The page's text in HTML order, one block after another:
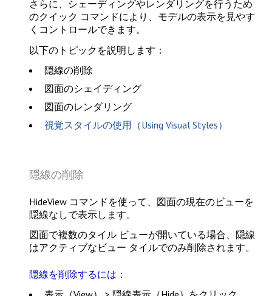
さらに、シェーディングやレンダリングを行うため
のクイック コマンドにより、モデルの表示を見やす
くコントロールできます。
以下のトピックを説明します：
隠線の削除
図面のシェイディング
図面のレンダリング
視覚スタイルの使用（Using Visual Styles）
隠線の削除
HideView コマンドを使って、図面の現在のビューを
隠線なしで表示します。
図面で複数のタイル ビューが開いている場合、隠線
はアクティブなビュー タイルでのみ削除されます。
隠線を削除するには：